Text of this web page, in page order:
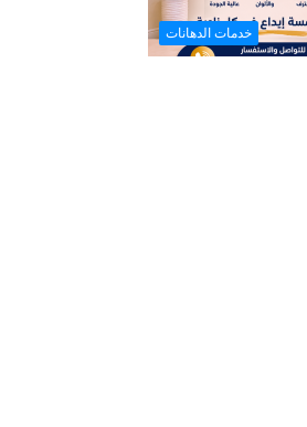
خدمات الدهانات